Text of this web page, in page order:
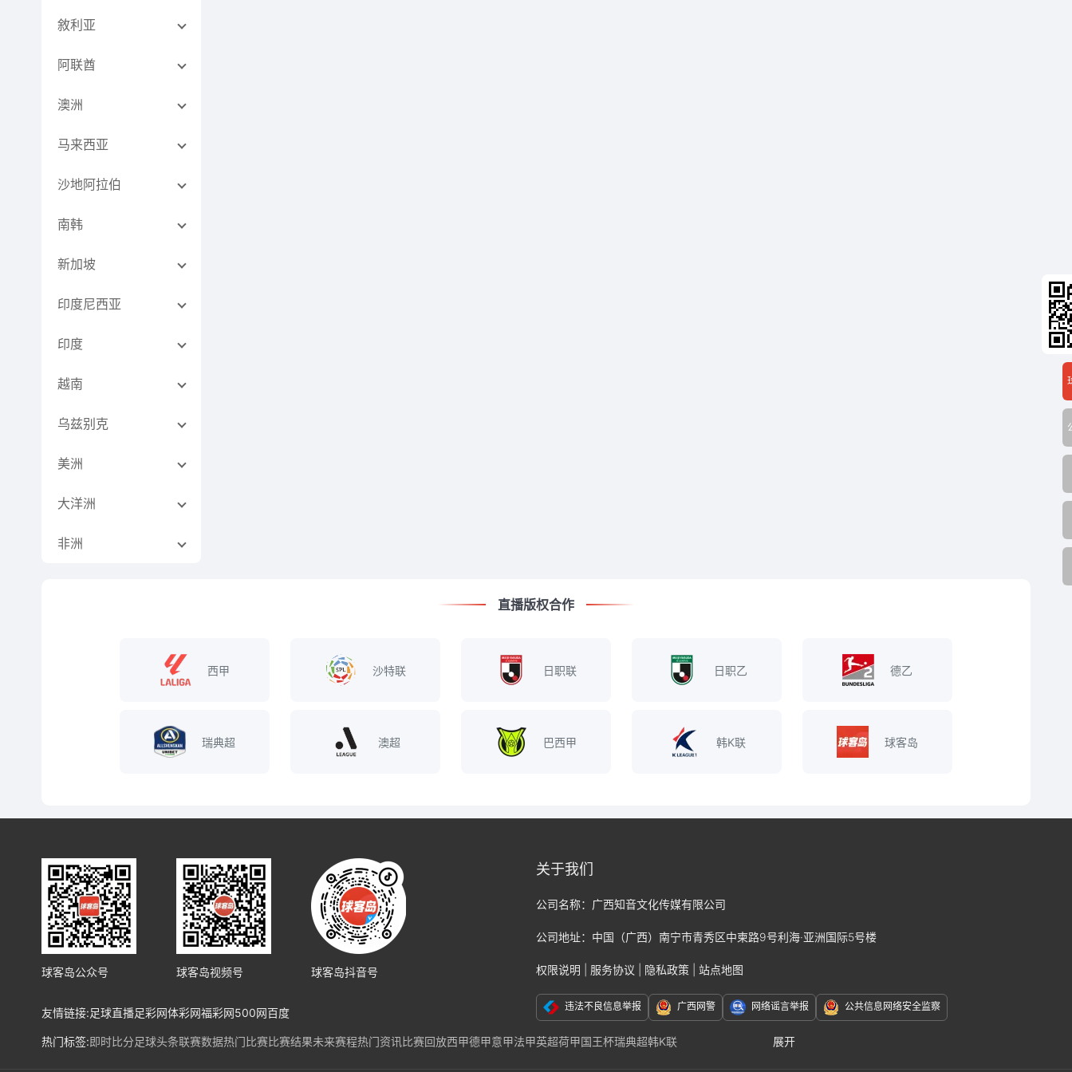
敘利亚
阿联酋
澳洲
马来西亚
沙地阿拉伯
南韩
新加坡
印度尼西亚
印度
越南
乌兹别克
美洲
大洋洲
非洲
直播版权合作
西甲 沙特联 日职联 日职乙 德乙
瑞典超 澳超 巴西甲 韩K联 球客岛
球客岛公众号 球客岛视频号 球客岛抖音号
友情链接:足球直播足彩网体彩网福彩网500网百度
关于我们
公司名称： 广西知音文化传媒有限公司
公司地址： 中国（广西）南宁市青秀区中柬路9号利海·亚洲国际5号楼
权限说明 服务协议 隐私政策 站点地图
违法不良信息举报 广西网警 网络谣言举报 公共信息网络安全监察
热门标签:即时比分足球头条联赛数据热门比赛比赛结果未来赛程热门资讯 比赛回放西甲德甲意甲法甲英超荷甲国王杯瑞典超韩K联
展开